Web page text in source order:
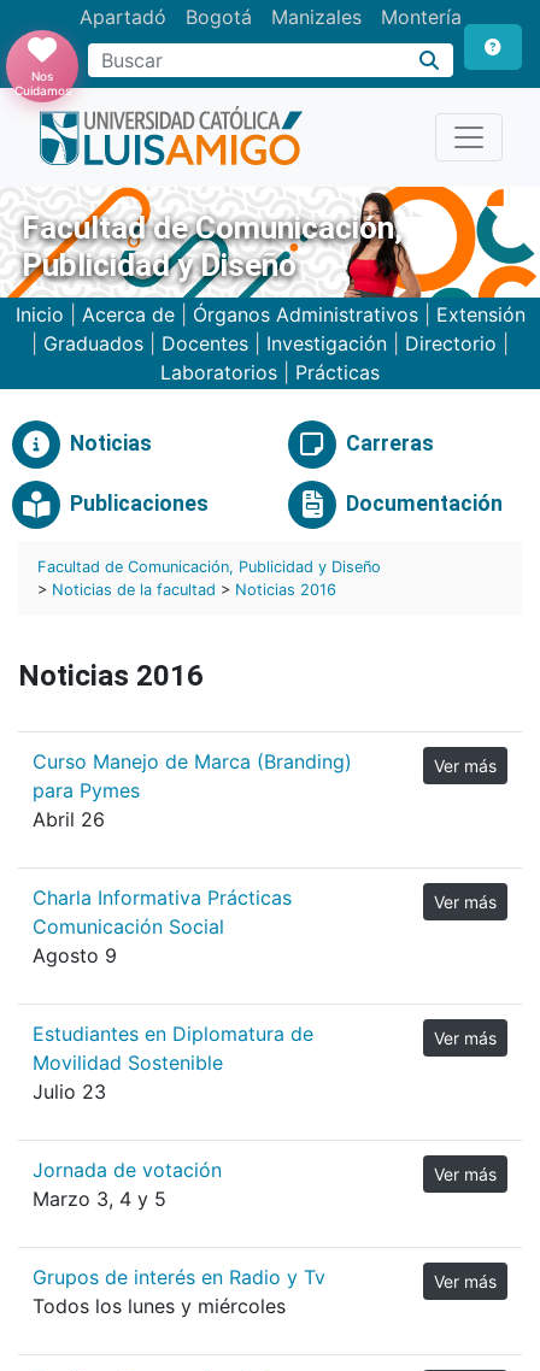
Apartadó Bogotá Manizales Montería
Buscar
Nos
Cuidamos
Facultad de Comunicación,
Publicidad y Diseño
Inicio Acerca de| Órganos Administrativos| Extensión
Graduados Docentes Investigación Directorio
Laboratorios
Prácticas
Noticias Carreras
Publicaciones Documentación
Facultad de Comunicación, Publicidad y Diseño
> Noticias de la facultad > Noticias 2016
Noticias 2016
Curso Manejo de Marca (Branding)
para Pymes
Abril 26
Ver más
Charla Informativa Prácticas
Comunicación Social
Agosto 9
Ver más
Estudiantes en Diplomatura de
Movilidad Sostenible
Julio 23
Ver más
Jornada de votación
Marzo 3, 4 y 5
Ver más
Grupos de interés en Radio y Tv
Todos los lunes y miércoles
Ver más